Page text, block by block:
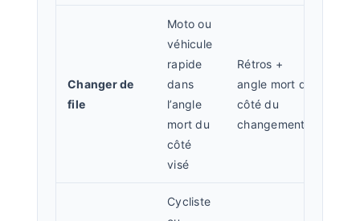
Changer de
file
Moto ou
véhicule
rapide
dans
l’angle
mort du
côté
visé
Rétros +
angle mort du
côté du
changement
Cycliste